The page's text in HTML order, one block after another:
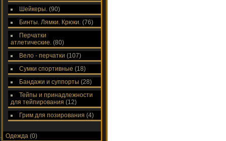
Шейкеры. (90)
Бинты. Лямки. Крюки. (76)
Перчатки
атлетические. (80)
Вело - перчатки (107)
Сумки спортивные (18)
Бандажи и суппорты (28)
Тейпы и принадлежности
для тейпирования (12)
Грим для позирования (4)
Одежда (0)